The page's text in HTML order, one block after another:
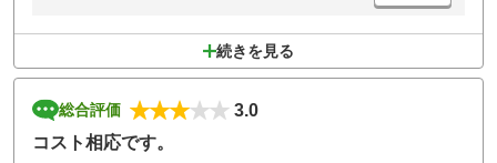
続きを見る
総合評価
3.0
コスト相応です。